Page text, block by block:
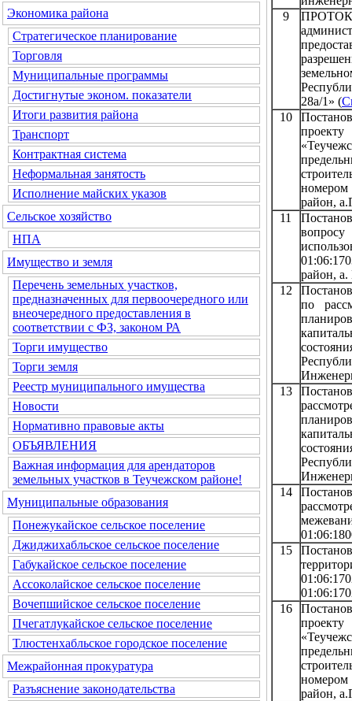
Экономика района
Стратегическое планирование
Торговля
Муниципальные программы
Достигнутые эконом. показатели
Итоги развития района
Транспорт
Контрактная система
Неформальная занятость
Исполнение майских указов
Сельское хозяйство
НПА
Имущество и земля
Перечень земельных участков,
предназначенных для первоочередного или
внеочередного предоставления в
соответствии с ФЗ, законом РА
Торги имущество
Торги земля
Реестр муниципального имущества
Новости
Нормативно правовые акты
ОБЪЯВЛЕНИЯ
Важная информация для арендаторов
земельных участков в Теучежском районе!
Муниципальные образования
Понежукайское сельское поселение
Джиджихабльское сельское поселение
Габукайское сельское поселение
Ассоколайское сельское поселение
Вочепшийское сельское поселение
Пчегатлукайское сельское поселение
Тлюстенхабльское городское поселение
Межрайонная прокуратура
Разъяснение законодательства
9
28а/1» (
10
номером
район,
11
район,
12
по
13
14
15
16
район,